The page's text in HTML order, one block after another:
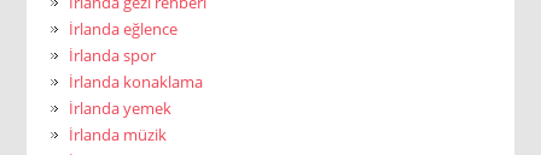
İrlanda eğlence
İrlanda spor
İrlanda konaklama
İrlanda yemek
İrlanda müzik